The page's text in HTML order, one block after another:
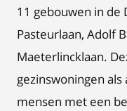
11 gebouwen in de
Pasteurlaan, Adolf
Maeterlincklaan.
gezinswoningen
mensen met een